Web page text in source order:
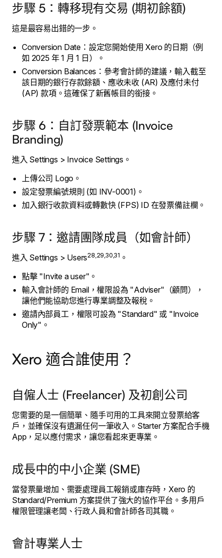
步驟 5：轉移現有交易 (期初餘額)
這是最容易出錯的一步。
Conversion Date：設定您開始使用 Xero 的日期（例
如 2025 年 1 月 1 日）。
Conversion Balances：參考會計師的建議，輸入截至
該日期的銀行存款餘額、應收未收 (AR) 及應付未付
(AP) 款項。這確保了新舊帳目的銜接。
步驟 6：自訂發票範本 (Invoice
Branding)
進入 Settings > Invoice Settings。
上傳公司 Logo。
設定發票編號規則 (如 INV-0001)。
加入銀行收款資料或轉數快 (FPS) ID 在發票備註欄。
步驟 7：邀請團隊成員（如會計師）
進入 Settings > Users28,29,30,31 。
點擊 "Invite a user"。
輸入會計師的 Email，權限設為 "Adviser"（顧問），
讓他們能協助您進行專業調整及報稅。
邀請內部員工，權限可設為 "Standard" 或 "Invoice
Only"。
Xero 適合誰使用？
自僱人士 (Freelancer) 及初創公司
您需要的是一個簡單、隨手可用的工具來開立發票給客
戶，並確保沒有遺漏任何一筆收入。Starter 方案配合手機
App，足以應付需求，讓您看起來更專業。
成長中的中小企業 (SME)
當發票量增加、需要處理員工報銷或庫存時，Xero 的
Standard/Premium 方案提供了強大的協作平台。多用戶
權限管理讓老闆、行政人員和會計師各司其職。
會計專業人士